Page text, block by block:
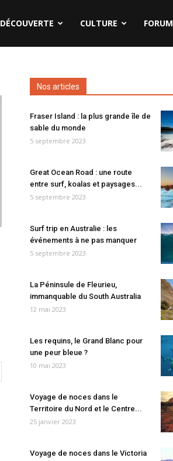
DÉCOUVERTE CULTURE FORUM
Nos articles
Fraser Island : la plus grande île de
sable du monde
5 septembre 2023
Great Ocean Road : une route
entre surf, koalas et paysages...
5 septembre 2023
Surf trip en Australie : les
événements à ne pas manquer
5 septembre 2023
La Péninsule de Fleurieu,
immanquable du South Australia
12 mai 2023
Les requins, le Grand Blanc pour
une peur bleue ?
10 mai 2023
Voyage de noces dans le
Territoire du Nord et le Centre...
25 janvier 2023
Voyage de noces dans le Victoria